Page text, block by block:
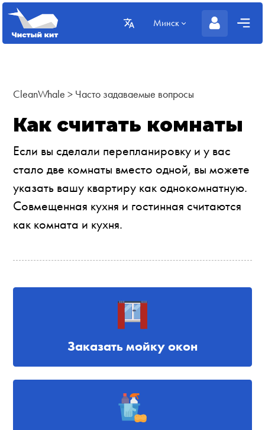
Минск
CleanWhale > Часто задаваемые вопросы
Как считать комнаты
Если вы сделали перепланировку и у вас
стало две комнаты вместо одной, вы можете
указать вашу квартиру как однокомнатную.
Совмещенная кухня и гостинная считаются
как комната и кухня.
Заказать мойку окон